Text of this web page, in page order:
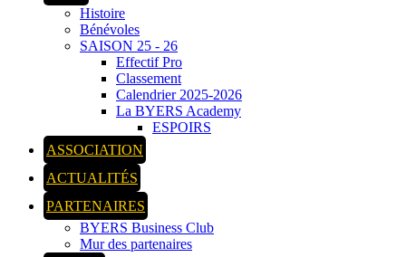
Histoire
Bénévoles
SAISON 25 - 26
Effectif Pro
Classement
Calendrier 2025-2026
La BYERS Academy
ESPOIRS
ASSOCIATION
ACTUALITÉS
PARTENAIRES
BYERS Business Club
Mur des partenaires